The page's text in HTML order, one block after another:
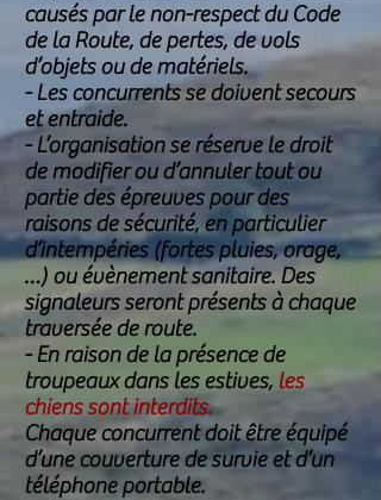
causés par le non-respect du Code
de la Route, de pertes, de vols
d’objets ou de matériels.
- Les concurrents se doivent secours
et entraide.
- L’organisation se réserve le droit
de modifier ou d’annuler tout ou
partie des épreuves pour des
raisons de sécurité, en particulier
d’intempéries (fortes pluies, orage,
…) ou évènement sanitaire. Des
signaleurs seront présents à chaque
traversée de route.
- En raison de la présence de
troupeaux dans les estives, les
chiens sont interdits.
Chaque concurrent doit être équipé
d’une couverture de survie et d’un
téléphone portable.